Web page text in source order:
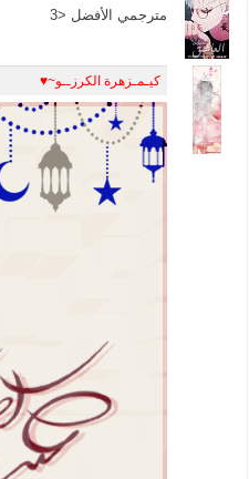
مترجمي الأفضل <3
كيـمـزهرة الكرزــو~♥